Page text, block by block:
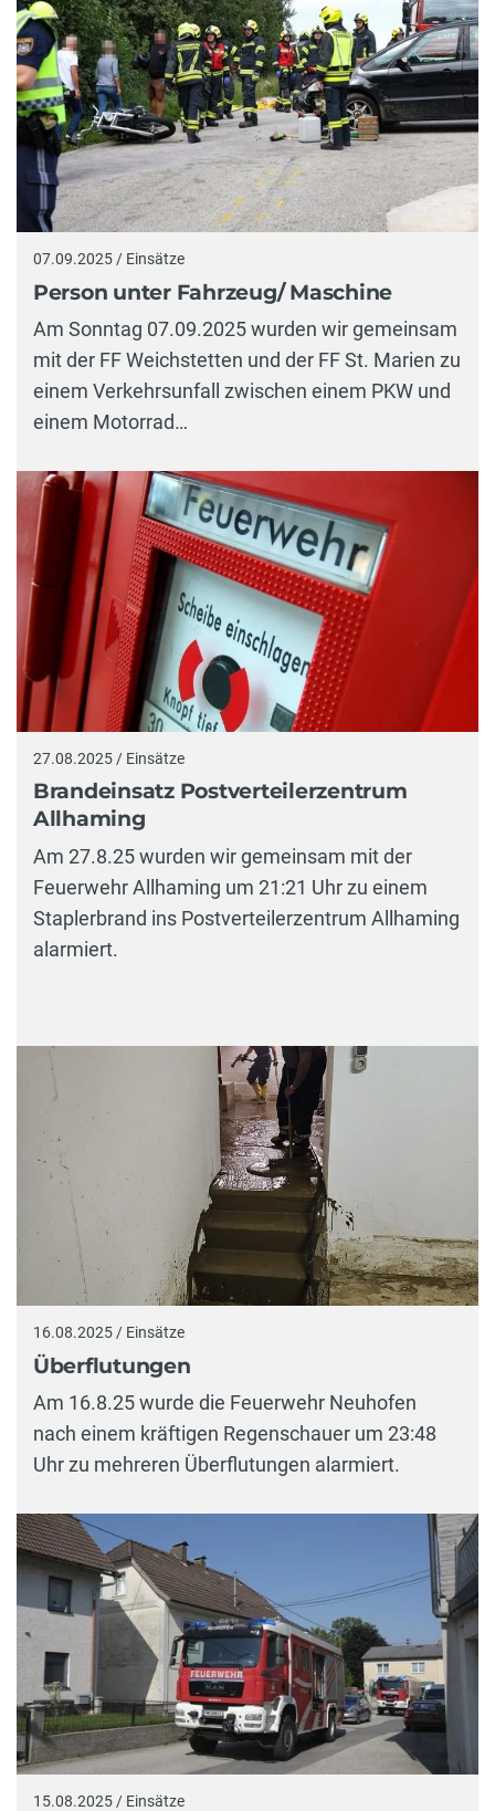
07.09.2025 / Einsätze
Person unter Fahrzeug/ Maschine
Am Sonntag 07.09.2025 wurden wir gemeinsam
mit der FF Weichstetten und der FF St. Marien zu
einem Verkehrsunfall zwischen einem PKW und
einem Motorrad…
27.08.2025 / Einsätze
Brandeinsatz Postverteilerzentrum
Allhaming
Am 27.8.25 wurden wir gemeinsam mit der
Feuerwehr Allhaming um 21:21 Uhr zu einem
Staplerbrand ins Postverteilerzentrum Allhaming
alarmiert.
16.08.2025 / Einsätze
Überflutungen
Am 16.8.25 wurde die Feuerwehr Neuhofen
nach einem kräftigen Regenschauer um 23:48
Uhr zu mehreren Überflutungen alarmiert.
15.08.2025 / Einsätze